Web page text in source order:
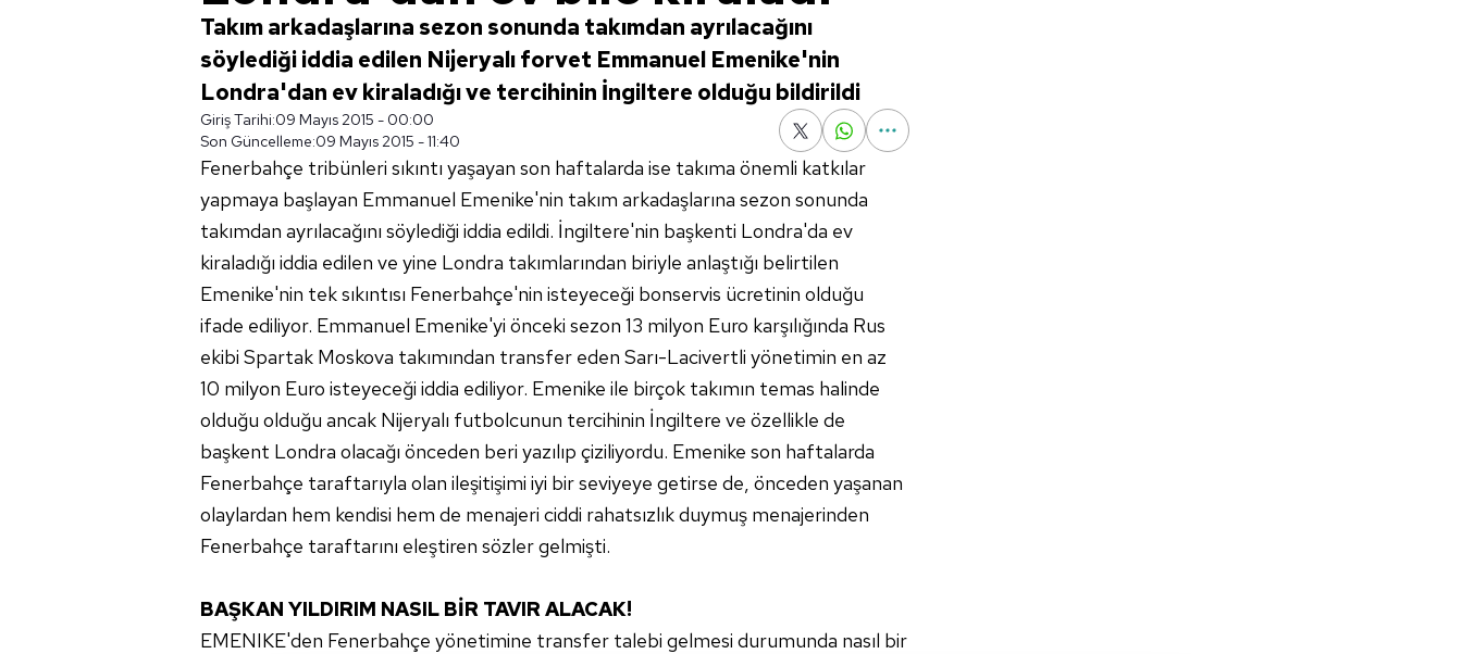
Takım arkadaşlarına sezon sonunda takımdan ayrılacağını
söylediği iddia edilen Nijeryalı forvet Emmanuel Emenike'nin
Londra'dan ev kiraladığı ve tercihinin İngiltere olduğu bildirildi
Giriş Tarihi:09 Mayıs 2015 - 00:00
Son Güncelleme:09 Mayıs 2015 - 11:40
Fenerbahçe tribünleri sıkıntı yaşayan son haftalarda ise takıma önemli katkılar
yapmaya başlayan Emmanuel Emenike'nin takım arkadaşlarına sezon sonunda
takımdan ayrılacağını söylediği iddia edildi. İngiltere'nin başkenti Londra'da ev
kiraladığı iddia edilen ve yine Londra takımlarından biriyle anlaştığı belirtilen
Emenike'nin tek sıkıntısı Fenerbahçe'nin isteyeceği bonservis ücretinin olduğu
ifade ediliyor. Emmanuel Emenike'yi önceki sezon 13 milyon Euro karşılığında Rus
ekibi Spartak Moskova takımından transfer eden Sarı-Lacivertli yönetimin en az
10 milyon Euro isteyeceği iddia ediliyor. Emenike ile birçok takımın temas halinde
olduğu olduğu ancak Nijeryalı futbolcunun tercihinin İngiltere ve özellikle de
başkent Londra olacağı önceden beri yazılıp çiziliyordu. Emenike son haftalarda
Fenerbahçe taraftarıyla olan ileşitişimi iyi bir seviyeye getirse de, önceden yaşanan
olaylardan hem kendisi hem de menajeri ciddi rahatsızlık duymuş menajerinden
Fenerbahçe taraftarını eleştiren sözler gelmişti.
BAŞKAN YILDIRIM NASIL BİR TAVIR ALACAK!
EMENIKE'den Fenerbahçe yönetimine transfer talebi gelmesi durumunda nasıl bir